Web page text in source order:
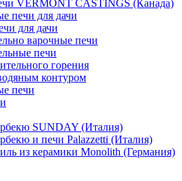
VERMONT CASTINGS (Канада)
печи для дачи
для дачи
варочные печи
печи
горения
контуром
печи
SUNDAY (Италия)
и печи Palazzetti (Италия)
из керамики Monolith (Германия)